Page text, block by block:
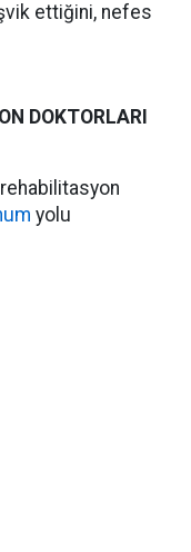
ettiğini, nefes
DOKTORLARI
yolu